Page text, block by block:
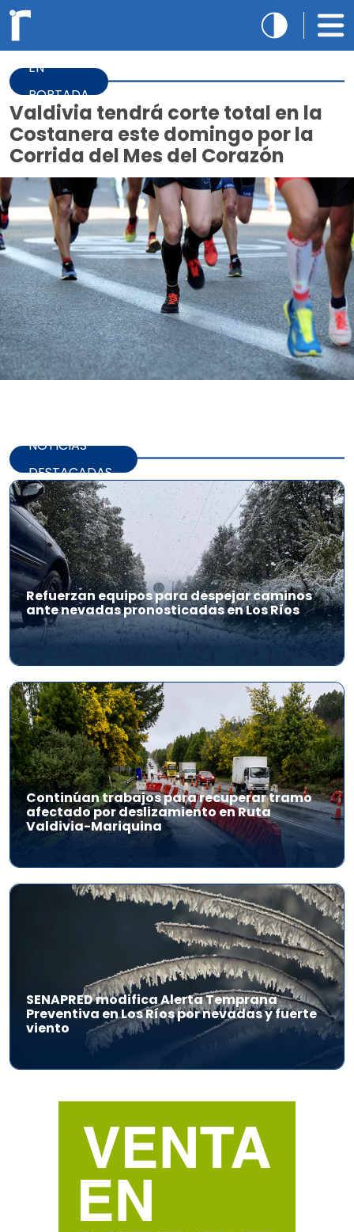
EN
PORTADA
Valdivia tendrá corte total en la
Costanera este domingo por la
Corrida del Mes del Corazón
NOTICIAS
DESTACADAS
Refuerzan equipos para despejar caminos
ante nevadas pronosticadas en Los Ríos
Continúan trabajos para recuperar tramo
afectado por deslizamiento en Ruta
Valdivia-Mariquina
SENAPRED modifica Alerta Temprana
Preventiva en Los Ríos por nevadas y fuerte
viento